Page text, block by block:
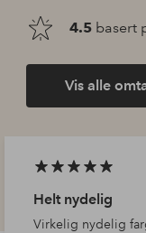
4.5 basert
Vis alle
Helt nydelig
Virkelig nydelig